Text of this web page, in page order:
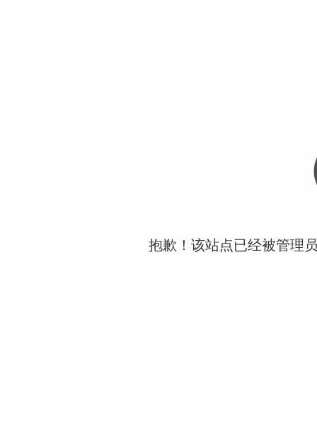
抱歉！该站点已经被管理